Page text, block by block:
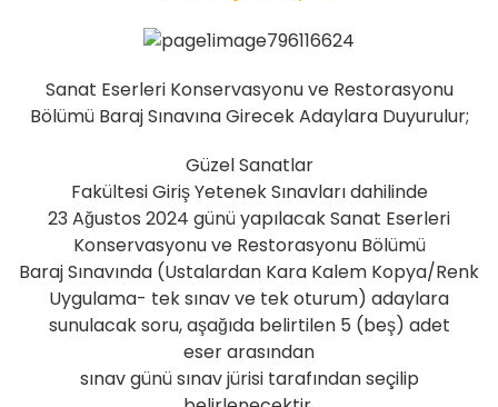
Sanat Eserleri Konservasyonu ve Restorasyonu
Bölümü Baraj Sınavına Girecek Adaylara Duyurulur;
Güzel Sanatlar
Fakültesi Giriş Yetenek Sınavları dahilinde
23 Ağustos 2024 günü yapılacak Sanat Eserleri
Konservasyonu ve Restorasyonu Bölümü
Baraj Sınavında (Ustalardan Kara Kalem Kopya/Renk
Uygulama- tek sınav ve tek oturum) adaylara
sunulacak soru, aşağıda belirtilen 5 (beş) adet
eser arasından
sınav günü sınav jürisi tarafından seçilip